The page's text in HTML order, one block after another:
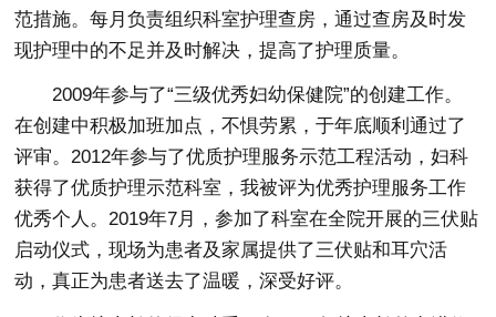
范措施。每月负责组织科室护理查房，通过查房及时发
现护理中的不足并及时解决，提高了护理质量。
2009年参与了“三级优秀妇幼保健院”的创建工作。
在创建中积极加班加点，不惧劳累，于年底顺利通过了
评审。2012年参与了优质护理服务示范工程活动，妇科
获得了优质护理示范科室，我被评为优秀护理服务工作
优秀个人。2019年7月，参加了科室在全院开展的三伏贴
启动仪式，现场为患者及家属提供了三伏贴和耳穴活
动，真正为患者送去了温暖，深受好评。